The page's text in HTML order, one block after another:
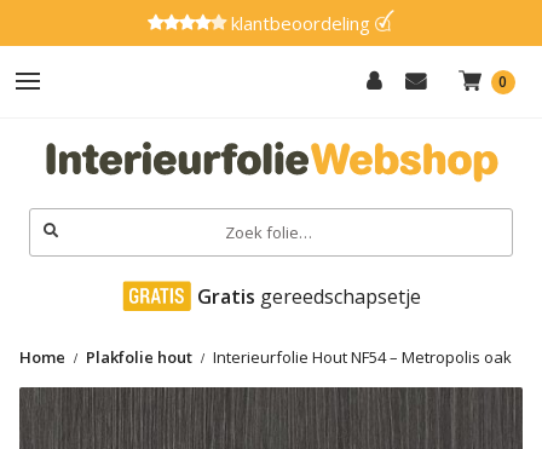
klantbeoordeling
0
Zoeken
naar:
Hout
Effen
Marmer
Glitter
Natuursteen
Gratis gereedschapsetje
Home Plakfolie hout Interieurfolie Hout NF54 – Metropolis oak